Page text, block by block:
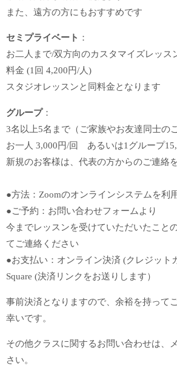
また、遠方の方にもおすすめです
セミプライベート ：
お二人まで/双方向のカスタマイズレッス
料金 (1回 4,200円/人)
スタジオレッスンと同料金となります
グループ：
3名以上5名まで（ご家族やお友達同士の
お一人 3,000円/回 あるいは1グループ
新規のお客様は、代表の方からのご連絡
●方法：Zoomのオンラインシステムを利
●ご予約：お問い合わせフォームより
今までレッスンを受けていただいたこと
てご連絡ください
●お支払い：オンライン決済 (クレジット
Square (決済リンクをお送りします）
事前決済となりますので、余裕を持って
幸いです。
その他クラスに関するお問い合わせは、
さい。